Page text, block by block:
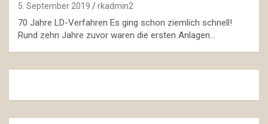
5. September 2019 rkadmin2
70 Jahre LD-Verfahren Es ging schon ziemlich schnell!
Rund zehn Jahre zuvor waren die ersten Anlagen…